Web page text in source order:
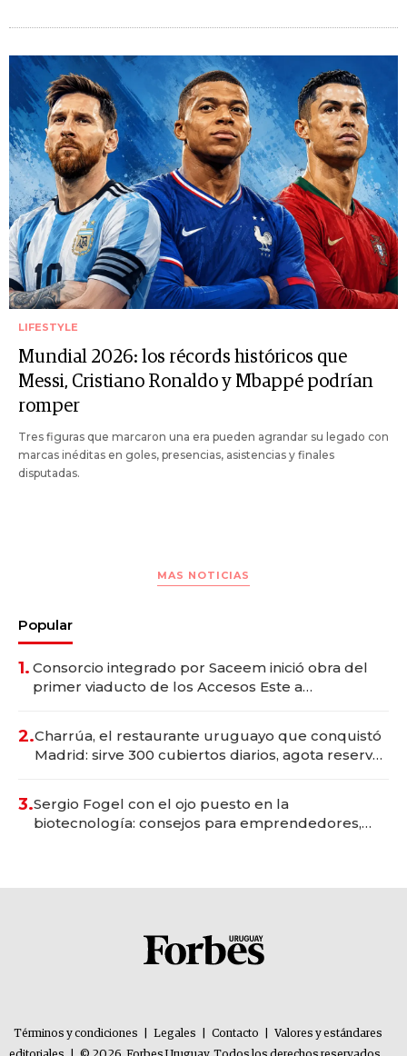
LIFESTYLE
Mundial 2026: los récords históricos que
Messi, Cristiano Ronaldo y Mbappé podrían
romper
Tres figuras que marcaron una era pueden agrandar su legado con
marcas inéditas en goles, presencias, asistencias y finales
disputadas.
MAS NOTICIAS
Popular
1. Consorcio integrado por Saceem inició obra del
primer viaducto de los Accesos Este a
2.Charrúa, el restaurante uruguayo que conquistó
Madrid: sirve 300 cubiertos diarios, agota reservas
3.Sergio Fogel con el ojo puesto en la
biotecnología: consejos para emprendedores,
Términos y condiciones Legales Contacto
Valores y estándares